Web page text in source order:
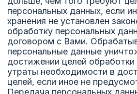
персональных данных, если
хранения не установлен
обработку персональных
договором с Вами.
персональные данные
достижении целей обработки
утраты необходимости в
целей, если иное не
Передача персональных